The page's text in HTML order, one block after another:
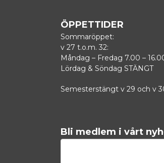
ÖPPETTIDER
Sommaröppet:
v 27 t.o.m. 32:
Måndag – Fredag 7.00 –
Lördag & Söndag STÄNGT
Semesterstängt v 29 och v
Bli medlem i vårt